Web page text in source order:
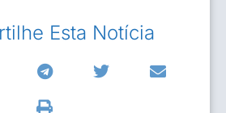
Esta Notícia